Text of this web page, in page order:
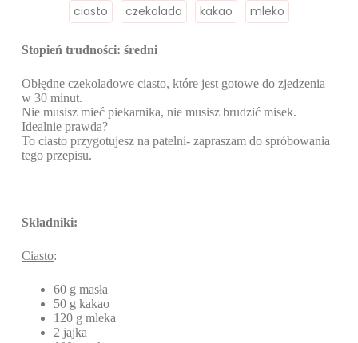
ciasto czekolada kakao mleko
Stopień trudności: średni
Obłędne czekoladowe ciasto, które jest gotowe do zjedzenia
w 30 minut.
Nie musisz mieć piekarnika, nie musisz brudzić misek.
Idealnie prawda?
To ciasto przygotujesz na patelni- zapraszam do spróbowania
tego przepisu.
Składniki:
Ciasto:
60 g masła
50 g kakao
120 g mleka
2 jajka